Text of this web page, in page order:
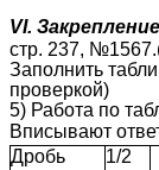
VI.
стр. 237,
Заполнить
проверкой)
5) Работа по
Вписывают
Дробь
1/2